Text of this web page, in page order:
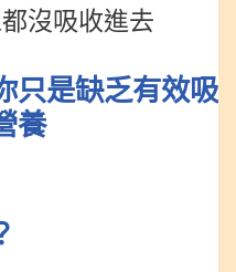
沒吸收進去
只是缺乏有效吸
養